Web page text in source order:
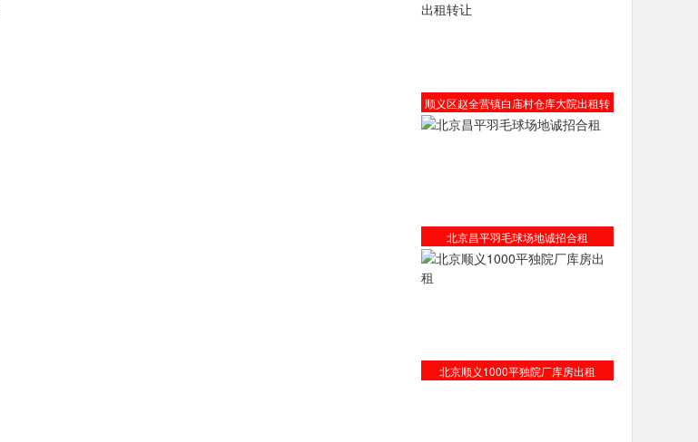
顺义区赵全营镇白庙村仓库大院出租转
让
北京昌平羽毛球场地诚招合租
北京顺义1000平独院厂库房出租